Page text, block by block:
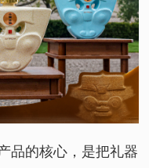
品的核心，是把礼器